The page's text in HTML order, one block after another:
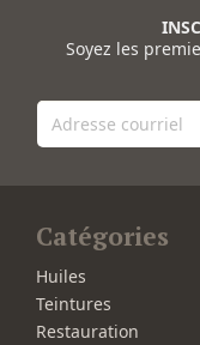
Soyez les
Catégories
Huiles
Teintures
Restauration